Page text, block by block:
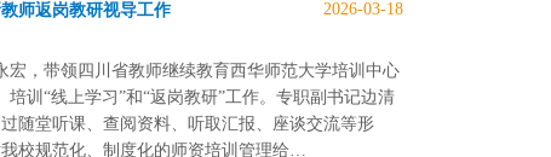
2026-03-18
师返岗教研视导工作
，带领四川省教师继续教育西华师范大学培训中心
训“线上学习”和“返岗教研”工作。专职副书记边清
随堂听课、查阅资料、听取汇报、座谈交流等形
校规范化、制度化的师资培训管理给…